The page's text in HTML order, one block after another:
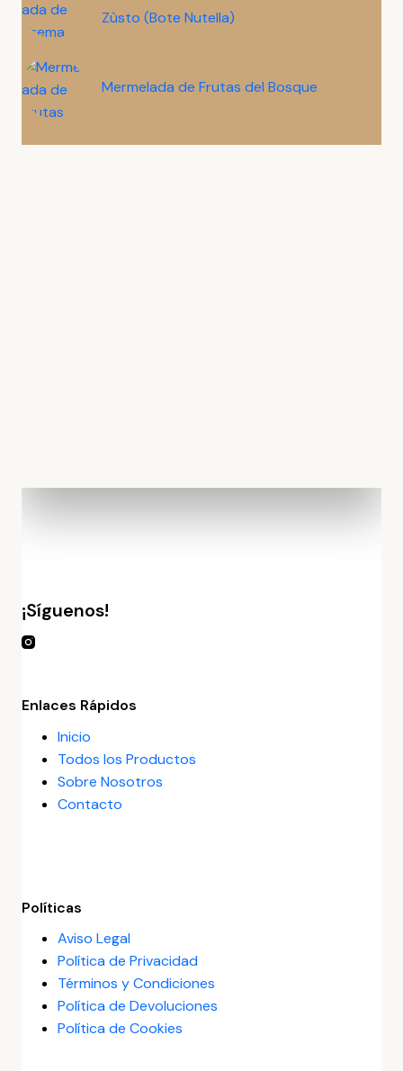
Zùsto (Bote Nutella)
Mermelada de Frutas del Bosque
¡Síguenos!
Enlaces Rápidos
Inicio
Todos los Productos
Sobre Nosotros
Contacto
Políticas
Aviso Legal
Política de Privacidad
Términos y Condiciones
Política de Devoluciones
Política de Cookies